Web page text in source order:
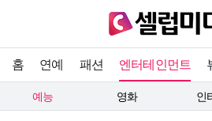
홈 연예 패션 엔터테인먼트
예능 영화 인